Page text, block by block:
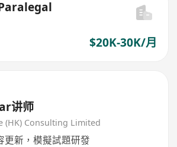
$20K-30K/月
讲师
(HK) Consulting Limited
更新，模擬試題研發